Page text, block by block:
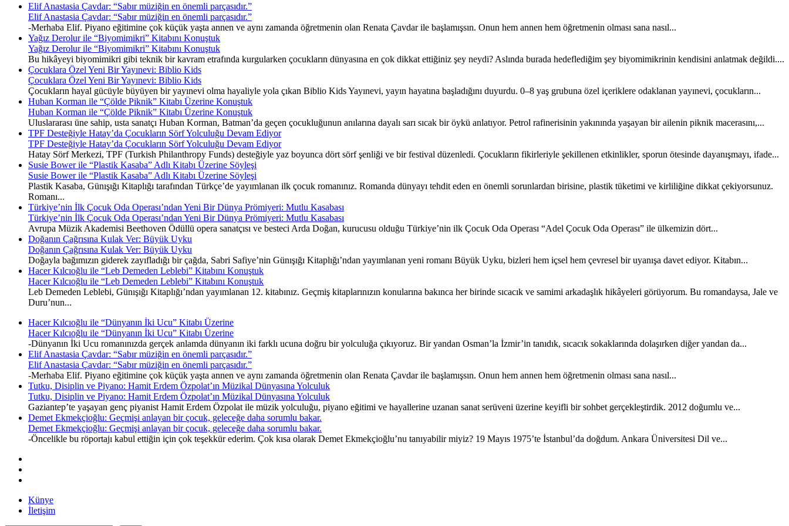
Elif Anastasia Çavdar: “Sabır müziğin en önemli parçasıdır.”
Elif Anastasia Çavdar: “Sabır müziğin en önemli parçasıdır.”
-Merhaba Elif. Piyano eğitimine çok küçük yaşta annen ve aynı zamanda öğretmenin olan Renata Çavdar ile başlamışsın. Onun hem annen hem öğretmenin olması sana nasıl...
Yağız Derolur ile “Biyomimikri” Kitabını Konuştuk
Yağız Derolur ile “Biyomimikri” Kitabını Konuştuk
Bu hikâyeyi biyomimikri gibi teknik bir kavram etrafında kurgularken çocukların dünyasına en çok dikkat ettiğiniz şey neydi? Aslında burada hedeflediğim şey biyomimikrinin kendisini anlatmak değildi....
Çocuklara Özel Yeni Bir Yayınevi: Biblio Kids
Çocuklara Özel Yeni Bir Yayınevi: Biblio Kids
Çocukların hayal gücüyle büyüyen bir yayınevi olma hayaliyle yola çıkan Biblio Kids Yayınevi, yayın hayatına başladığını duyurdu. 0–8 yaş grubuna özel içeriklere odaklanan yayınevi, çocukların...
Huban Korman ile “Çölde Piknik” Kitabı Üzerine Konuştuk
Huban Korman ile “Çölde Piknik” Kitabı Üzerine Konuştuk
Uluslararası üne sahip, usta sanatçı Huban Korman, Batman’da geçen çocukluğunun anılarına dayalı sarı sıcak bir öykü anlatıyor. Petrol rafinerisinin yakınında yaşayan bir ailenin piknik macerasını,...
TPF Desteğiyle Hatay’da Çocukların Sörf Yolculuğu Devam Ediyor
TPF Desteğiyle Hatay’da Çocukların Sörf Yolculuğu Devam Ediyor
Hatay Sörf Merkezi, TPF (Turkish Philanthropy Funds) desteğiyle yaz boyunca dört sörf şenliği ve bir festival düzenledi. Çocukların fikirleriyle şekillenen etkinlikler, sporun ötesinde dayanışmayı, ifade...
Susie Bower ile “Plastik Kasaba” Adlı Kitabı Üzerine Söyleşi
Susie Bower ile “Plastik Kasaba” Adlı Kitabı Üzerine Söyleşi
Plastik Kasaba, Günışığı Kitaplığı tarafından Türkçe’de yayımlanan ilk çocuk romanınız. Romanda dünyayı tehdit eden en önemli sorunlardan birisine, plastik tüketimi ve kirliliğine dikkat çekiyorsunuz.
Romanı...
Türkiye’nin İlk Çocuk Oda Operası’ndan Yeni Bir Dünya Prömiyeri: Mutlu Kasabası
Türkiye’nin İlk Çocuk Oda Operası’ndan Yeni Bir Dünya Prömiyeri: Mutlu Kasabası
Avrupa Müzik Akademisi Beethoven Ödüllü opera sanatçısı ve besteci Arda Doğan, kurucusu olduğu Türkiye’nin ilk Çocuk Oda Operası “Adel Çocuk Oda Operası” ile ülkemizin dört...
Doğanın Çağrısına Kulak Ver: Büyük Uyku
Doğanın Çağrısına Kulak Ver: Büyük Uyku
Doğayla bağımızın giderek zayıfladığı bir çağda, Sabri Safiye’nin Günışığı Kitaplığı’ndan yayımlanan yeni romanı Büyük Uyku, bizleri hem içsel hem çevresel bir uyanışa davet ediyor. Kitabın...
Hacer Kılcıoğlu ile “Leb Demeden Leblebi” Kitabını Konuştuk
Hacer Kılcıoğlu ile “Leb Demeden Leblebi” Kitabını Konuştuk
Leb Demeden Leblebi, Günışığı Kitaplığı’ndan yayımlanan 12. kitabınız. Geçmiş kitaplarınızın konularına bakınca her birinde sıcacık ve samimi arkadaşlık hikâyeleri görüyorum. Bu romandaysa, Jale ve
Duru’nun...
Hacer Kılcıoğlu ile “Dünyanın İki Ucu” Kitabı Üzerine
Hacer Kılcıoğlu ile “Dünyanın İki Ucu” Kitabı Üzerine
-Dünyanın İki Ucu romanınızda gerçek anlamda dünyanın iki farklı ucuna doğru bir yolculuğa çıkıyoruz. Bir yandan Osman’la İzmir’in tanıdık, sıcacık sokaklarında dolaşırken diğer yandan da...
Elif Anastasia Çavdar: “Sabır müziğin en önemli parçasıdır.”
Elif Anastasia Çavdar: “Sabır müziğin en önemli parçasıdır.”
-Merhaba Elif. Piyano eğitimine çok küçük yaşta annen ve aynı zamanda öğretmenin olan Renata Çavdar ile başlamışsın. Onun hem annen hem öğretmenin olması sana nasıl...
Tutku, Disiplin ve Piyano: Hamit Erdem Özpolat’ın Müzikal Dünyasına Yolculuk
Tutku, Disiplin ve Piyano: Hamit Erdem Özpolat’ın Müzikal Dünyasına Yolculuk
Gaziantep’te yaşayan genç piyanist Hamit Erdem Özpolat ile müzik yolculuğu, piyano eğitimi ve hayallerine uzanan sanat serüveni üzerine keyifli bir sohbet gerçekleştirdik. 2012 doğumlu ve...
Demet Ekmekçioğlu: Geçmişi anlayan bir çocuk, geleceğe daha sorumlu bakar.
Demet Ekmekçioğlu: Geçmişi anlayan bir çocuk, geleceğe daha sorumlu bakar.
-Öncelikle bu röportajı kabul ettiğin için çok teşekkür ederim. Çok kısa olarak Demet Ekmekçioğlu’nu tanıyabilir miyiz? 19 Mayıs 1975’te İstanbul’da doğdum. Ankara Üniversitesi Dil ve...
Künye
İletişim